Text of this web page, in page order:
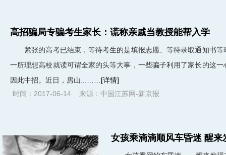
高招骗局专骗考生家长：谎称亲戚当教授能帮入学
紧张的高考已结束，等待考生的是填报志愿、等待录取通知书等
一所理想高校就读可谓全家的头等大事，一些骗子利用了家长的这
因此中招。近日，房山...…… [详情]
时间：2017-06-14 来源：中国江苏网-新京报
女孩乘滴滴顺风车昏迷 醒